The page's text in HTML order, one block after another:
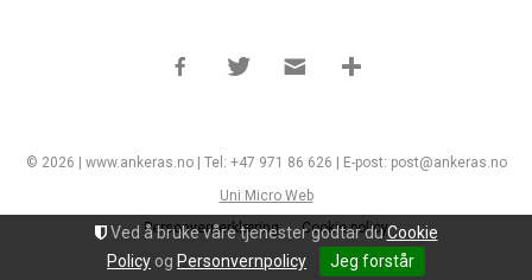
Ved å bruke våre tjenester godtar duCookie
Policy og Personvernpolicy Jeg forstår
© 2026 | www.ankeras.no | Tel: +47 971 86 626 | E-post: post@ankeras.no
Uni Micro Web
Personvernerklæring
Cookie policy